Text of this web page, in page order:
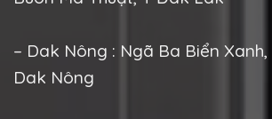
– Dak Nông : Ngã Ba Biển
Dak Nông